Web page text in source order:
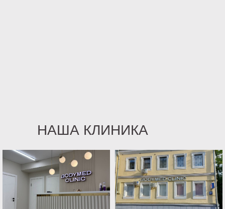
НАША КЛИНИКА